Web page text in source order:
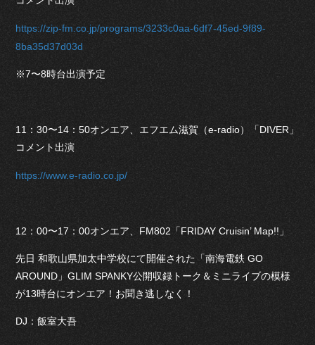
https://zip-fm.co.jp/programs/3233c0aa-6df7-45ed-9f89-
8ba35d37d03d
※7〜8時台出演予定
11：30〜14：50オンエア、エフエム滋賀（e-radio）「DIVER」
コメント出演
https://www.e-radio.co.jp/
12：00〜17：00オンエア、FM802「FRIDAY Cruisin’ Map!!」
先日 和歌山県加太中学校にて開催された「南海電鉄 GO
AROUND」GLIM SPANKY公開収録トーク＆ミニライブの模様
が13時台にオンエア！お聞き逃しなく！
DJ：飯室大吾